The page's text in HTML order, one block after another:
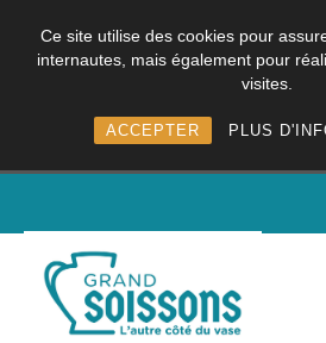
Ce site utilise des cookies pour
internautes, mais également pour
visites.
ACCEPTER PLUS